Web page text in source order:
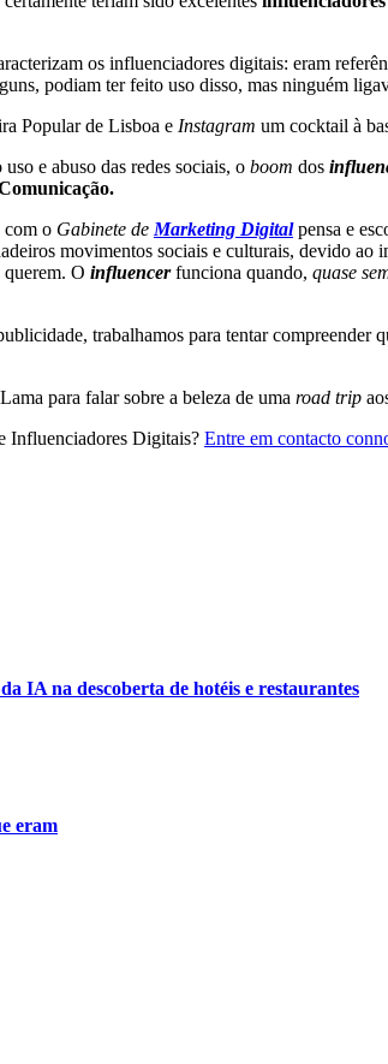
os influenciadores digitais: eram
podiam ter feito uso disso, mas ninguém
Popular de Lisboa e Instagram um cocktail à
uso e abuso das redes sociais, o boom dos
com o Gabinete de Marketing Digitalpensa e
movimentos sociais e culturais, devido ao
querem. O influencer funciona quando, quase
trabalhamos para tentar compreender
para falar sobre a beleza de uma road trip
Influenciadores Digitais? Entre em contacto
IA na descoberta de hotéis e restaurantes
eram